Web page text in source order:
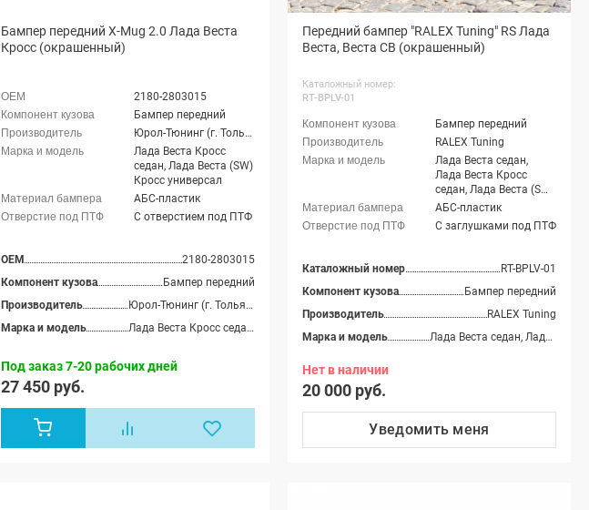
Бампер передний X-Mug 2.0 Лада Веста
Кросс (окрашенный)
2180-2803015
Бампер передний
Юрол-Тюнинг (г. Тольятти)
Лада Веста Кросс
седан, Лада Веста (SW)
Кросс универсал
АБС-пластик
С отверстием под ПТФ
OEM
2180-2803015
Компонент кузова
Бампер передний
Производитель
Юрол-Тюнинг (г. Тольятти)
Марка и модель
Лада Веста Кросс седан, Лада Веста (SW) Кросс универсал
Под заказ 7-20 рабочих дней
27 450 руб.
Передний бампер "RALEX Tuning" RS Лада
Веста, Веста СВ (окрашенный)
Каталожный номер:
RT-BPLV-01
Бампер передний
RALEX Tuning
Лада Веста седан,
Лада Веста Кросс
седан, Лада Веста (SW)
универсал, Лада Веста
(SW) Кросс универсал,
Лада Веста Спорт
АБС-пластик
С заглушками под ПТФ
Каталожный номер
RT-BPLV-01
Компонент кузова
Бампер передний
Производитель
RALEX Tuning
Марка и модель
Лада Веста седан, Лада Веста Кросс седан, Лада Веста (SW) универсал, Лада Веста (SW) Кросс универсал, Лада Веста Спорт
Нет в наличии
20 000 руб.
Уведомить меня